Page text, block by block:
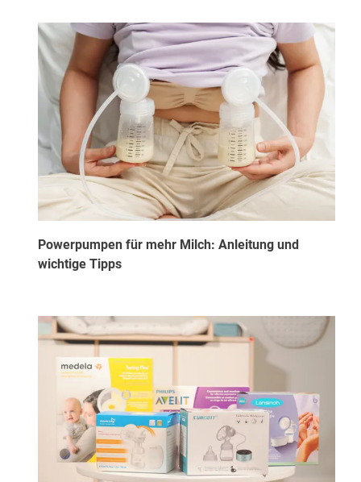
Powerpumpen für mehr Milch: Anleitung und
wichtige Tipps